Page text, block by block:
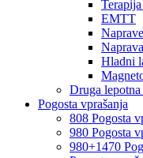
EMTT
Hladni
Druga lepotna
Pogosta vprašanja
808 Pogosta
980 Pogosta
980+1470